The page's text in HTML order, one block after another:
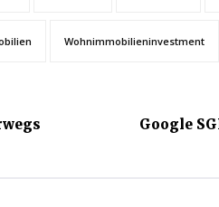
Wohnimmobilieninvestment
Google